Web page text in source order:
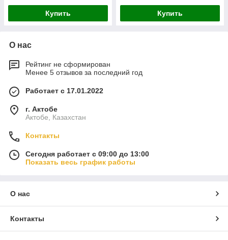
Купить Купить
О нас
Рейтинг не сформирован
Менее 5 отзывов за последний год
Работает с 17.01.2022
г. Актобе
Актобе, Казахстан
Контакты
Сегодня работает с 09:00 до 13:00
Показать весь график работы
О нас
Контакты